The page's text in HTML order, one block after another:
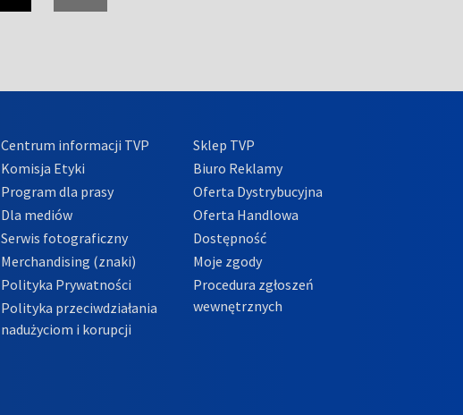
Centrum informacji TVP
Komisja Etyki
Program dla prasy
Dla mediów
Serwis fotograficzny
Merchandising (znaki)
Polityka Prywatności
Polityka przeciwdziałania
nadużyciom i korupcji
Sklep TVP
Biuro Reklamy
Oferta Dystrybucyjna
Oferta Handlowa
Dostępność
Moje zgody
Procedura zgłoszeń
wewnętrznych